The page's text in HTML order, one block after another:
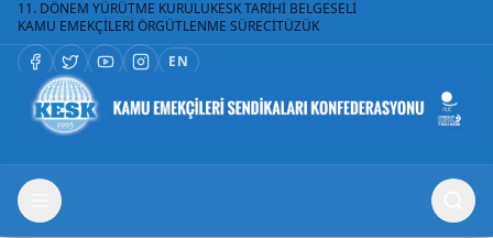
11. DÖNEM YÜRÜTME KURULUKESK TARİHİ BELGESELİ
KAMU EMEKÇİLERİ ÖRGÜTLENME SÜRECİTÜZÜK
EN